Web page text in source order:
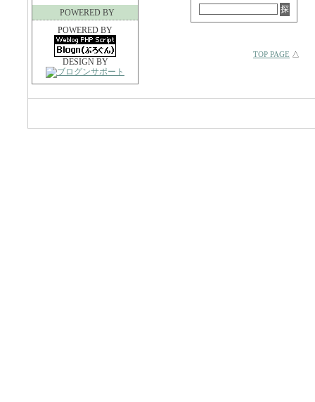
POWERED BY
POWERED BY
DESIGN BY
TOP PAGE △